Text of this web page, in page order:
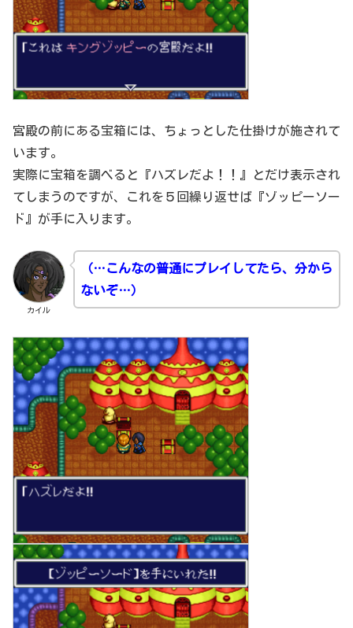
宮殿の前にある宝箱には、ちょっとした仕掛けが施されて
います。
実際に宝箱を調べると『ハズレだよ！！』とだけ表示され
てしまうのですが、これを５回繰り返せば『ゾッピーソー
ド』が手に入ります。
カイル
（…こんなの普通にプレイしてたら、分から
ないぞ…）